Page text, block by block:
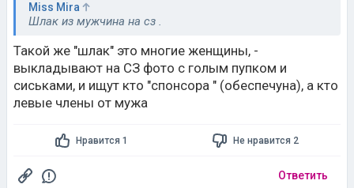
Miss Mira
Шлак из мужчина на сз .
Такой же "шлак" это многие женщины, -
выкладывают на СЗ фото с голым пупком и
сиськами, и ищут кто "спонсора " (обеспечуна), а кто
левые члены от мужа
Нравится 1 Не нравится 2
Ответить